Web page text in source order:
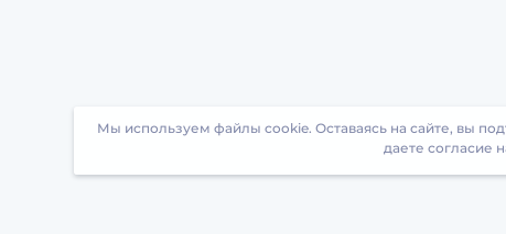
Мы используем файлы cookie. Оставаясь на сайте, вы
даете согласие